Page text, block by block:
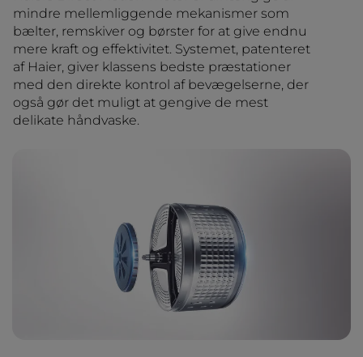
mindre mellemliggende mekanismer som
bælter, remskiver og børster for at give endnu
mere kraft og effektivitet. Systemet, patenteret
af Haier, giver klassens bedste præstationer
med den direkte kontrol af bevægelserne, der
også gør det muligt at gengive de mest
delikate håndvaske.